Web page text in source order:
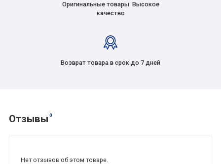
Оригинальные товары. Высокое
качество
Возврат товара в срок до 7 дней
Отзывы 0
Нет отзывов об этом товаре.